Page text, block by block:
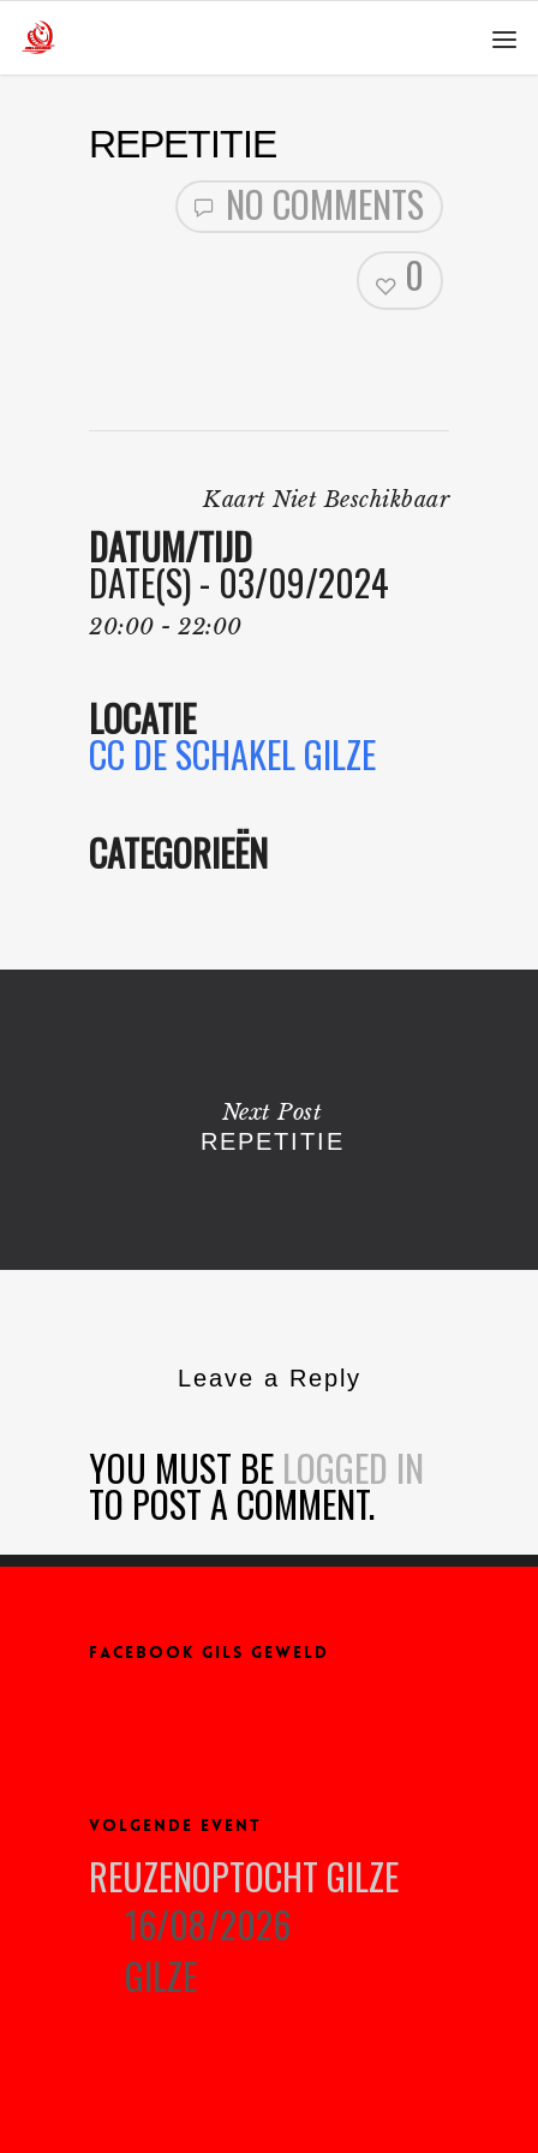
REPETITIE
NO COMMENTS
0
Kaart Niet Beschikbaar
DATUM/TIJD
DATE(S) - 03/09/2024
20:00 - 22:00
LOCATIE
CC DE SCHAKEL GILZE
CATEGORIEËN
Next Post
REPETITIE
Leave a Reply
YOU MUST BE LOGGED IN
TO POST A COMMENT.
FACEBOOK GILS GEWELD
VOLGENDE EVENT
REUZENOPTOCHT GILZE
16/08/2026
GILZE